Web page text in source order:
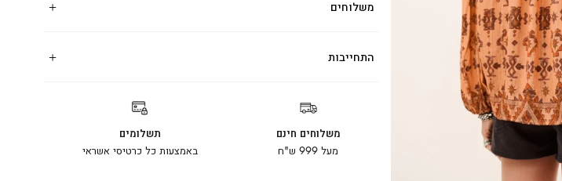
משלוחים
התחייבות
משלוחים חינם
מעל 999 ש"ח
תשלומים
באמצעות כל כרטיסי אשראי